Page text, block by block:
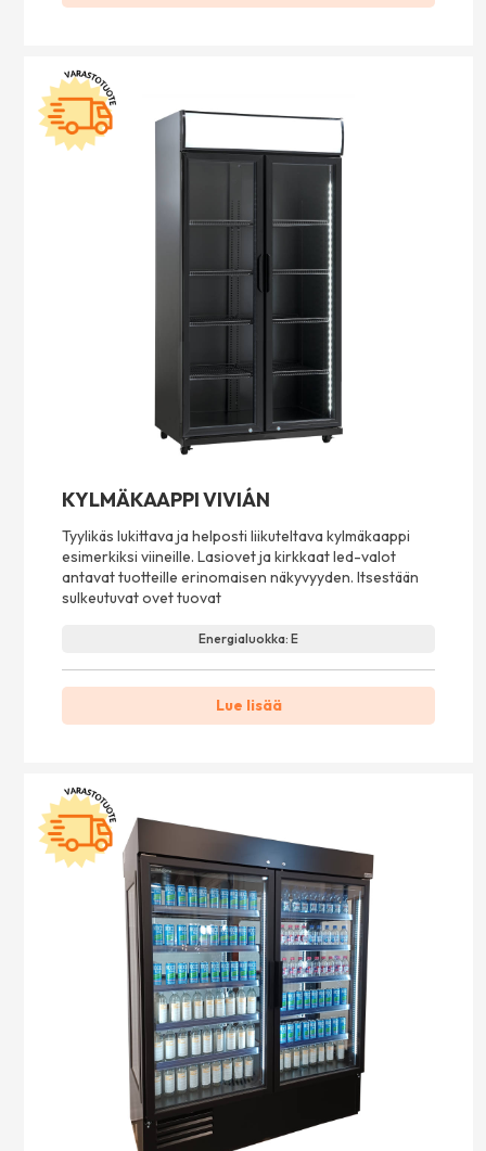
KYLMÄKAAPPI VIVIÁN
Tyylikäs lukittava ja helposti liikuteltava kylmäkaappi
esimerkiksi viineille. Lasiovet ja kirkkaat led-valot
antavat tuotteille erinomaisen näkyvyyden. Itsestään
sulkeutuvat ovet tuovat
Energialuokka: E
Lue lisää